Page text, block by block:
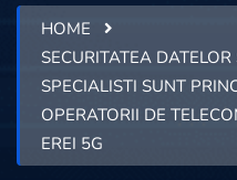
HOME
SECURITATEA
SPECIALISTI SUNT
OPERATORII DE
EREI 5G